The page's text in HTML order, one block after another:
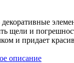
щели и
и придает
описание